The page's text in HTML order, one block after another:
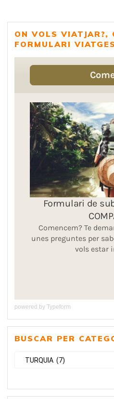
ON VOLS VIATJAR?,
FORMULARI VIATGES
powered by Typeform
BUSCAR PER
BUSCAR